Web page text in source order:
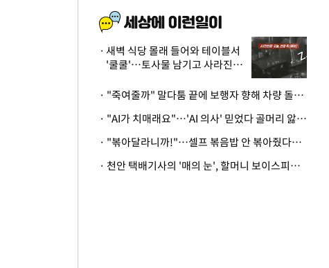
새벽 식당 몰래 들어와 테이블서
'쿨쿨'…토사물 남기고 사라진 남
· "죽여줄까" 말다툼 끝에 보행자 향해 차량 돌진…50대 여성 중상
· "AI가 치매래요"…'AI 의사' 믿었다 골머리 앓는 美 의료계 '경고'
· "볶아달라니까!"…셀프 볶음밥 안 볶아줬다고 사장 폭행한 손님
· 천안 택배기사의 '매의 눈', 할머니 보이스피싱 피해 막아